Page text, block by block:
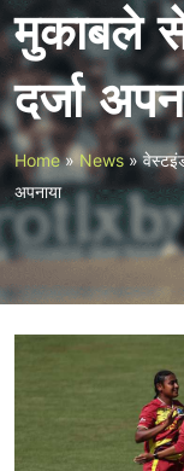
मुकाबले
दर्जा
Home»News»
अपनाया